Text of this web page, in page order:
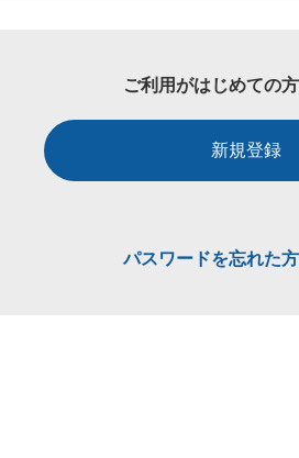
ご利用がはじめての
新規登録
パスワードを忘れた